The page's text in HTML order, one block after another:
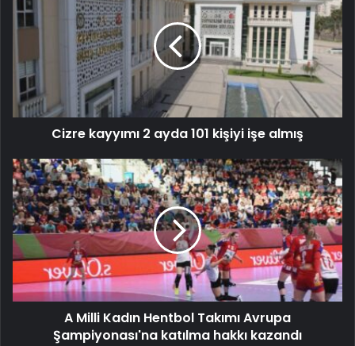
Cizre kayyımı 2 ayda 101 kişiyi işe almış
A Milli Kadın Hentbol Takımı Avrupa
Şampiyonası'na katılma hakkı kazandı